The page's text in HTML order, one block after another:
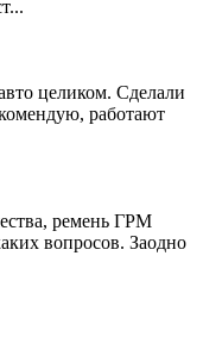
целиком. Сделали
работают
ремень ГРМ
вопросов. Заодно